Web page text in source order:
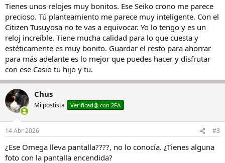
Tienes unos relojes muy bonitos. Ese Seiko crono me parece
precioso. Tú planteamiento me parece muy inteligente. Con el
Citizen Tusuyosa no te vas a equivocar. Yo lo tengo y es un
reloj increíble. Tiene mucha calidad para lo que cuesta y
estéticamente es muy bonito. Guardar el resto para ahorrar
para más adelante es lo mejor que puedes hacer y disfrutar
con ese Casio tu hijo y tu.
Chus
Milpostista Verificad@ con 2FA
14 Abr 2026 #3
¿Ese Omega lleva pantalla????, no lo conocía. ¿Tienes alguna
foto con la pantalla encendida?